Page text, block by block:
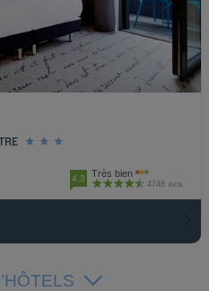
4.3 Très bien
4748 avis